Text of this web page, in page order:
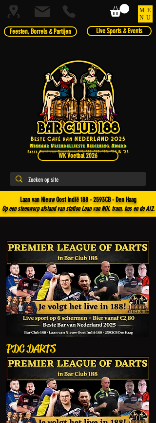
Feesten, Borrels & Partijen
ME
NU
Live Sports & Events
Laan van Nieuw Oost Indië 188 - 2593CB - Den Haag
Op een steenworp afstand van station Laan van NOI, tram, bus en de A12.
WK Voetbal 2026
PDC DARTS